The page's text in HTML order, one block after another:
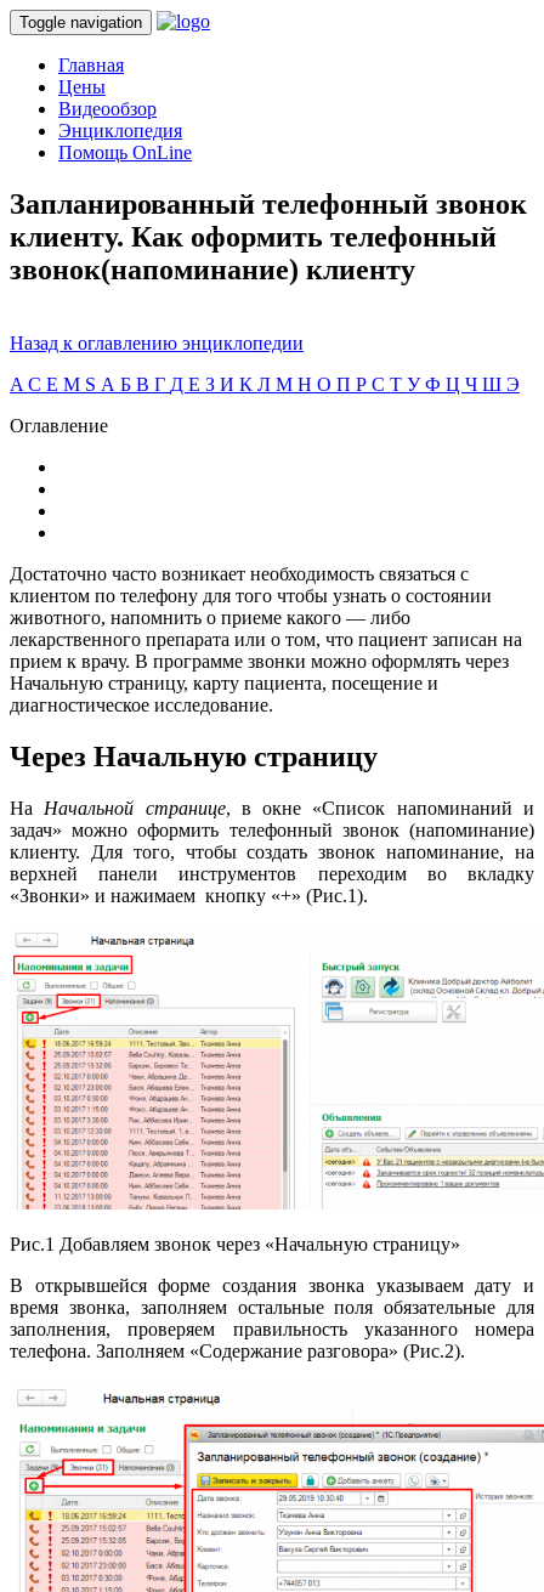
Toggle navigation
Главная
Цены
Видеообзор
Энциклопедия
Помощь OnLine
Запланированный телефонный звонок
клиенту. Как оформить телефонный
звонок(напоминание) клиенту
Назад к оглавлению энциклопедии
A C E M S А Б В Г Д Е З И К Л М Н О П Р С Т УФ Ц Ч Ш Э
Оглавление
Достаточно часто возникает необходимость связаться с
клиентом по телефону для того чтобы узнать о состоянии
животного, напомнить о приеме какого — либо
лекарственного препарата или о том, что пациент записан на
прием к врачу. В программе звонки можно оформлять через
Начальную страницу, карту пациента, посещение и
диагностическое исследование.
Через Начальную страницу
На Начальной странице, в окне «Список напоминаний и
задач» можно оформить телефонный звонок (напоминание)
клиенту. Для того, чтобы создать звонок напоминание, на
верхней панели инструментов переходим во вкладку
«Звонки» и нажимаем кнопку «+» (Рис.1).
Рис.1 Добавляем звонок через «Начальную страницу»
В открывшейся форме создания звонка указываем дату и
время звонка, заполняем остальные поля обязательные для
заполнения, проверяем правильность указанного номера
телефона. Заполняем «Содержание разговора» (Рис.2).